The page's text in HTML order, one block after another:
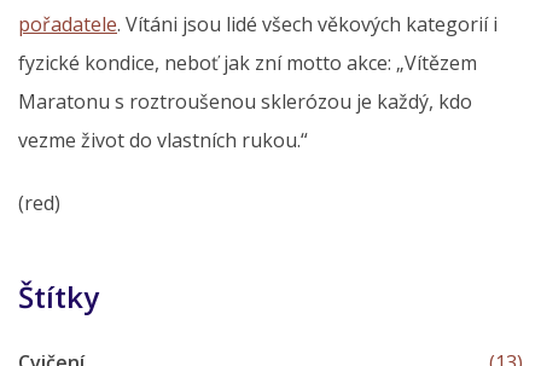
pořadatele. Vítáni jsou lidé všech věkových kategorií i
fyzické kondice, neboť jak zní motto akce: „Vítězem
Maratonu s roztroušenou sklerózou je každý, kdo
vezme život do vlastních rukou.“
(red)
Štítky